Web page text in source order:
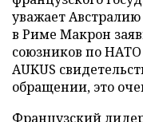
уважает
в Риме Макрон
союзников по
AUKUS
обращении, это
Французский